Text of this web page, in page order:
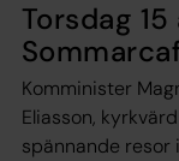
Torsdag
Komminister
Eliasson,
spännande resor